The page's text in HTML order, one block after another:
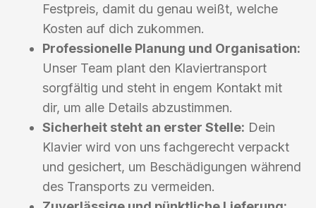
Festpreis, damit du genau weißt, welche
Kosten auf dich zukommen.
Professionelle Planung und Organisation:
Unser Team plant den Klaviertransport
sorgfältig und steht in engem Kontakt mit
dir, um alle Details abzustimmen.
Sicherheit steht an erster Stelle: Dein
Klavier wird von uns fachgerecht verpackt
und gesichert, um Beschädigungen während
des Transports zu vermeiden.